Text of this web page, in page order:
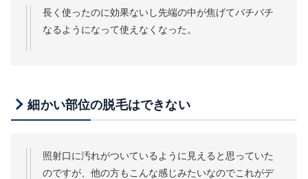
長く使ったのに効果ないし先端の中が焦げてバチバチ
なるようになって使えなくなった。
細かい部位の脱毛はできない
照射口に汚れがついているように見えると思っていた
のですが、他の方もこんな感じみたいなのでこれがデ